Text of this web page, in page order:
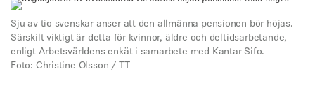
Sju av tio svenskar anser att den allmänna pensionen bör höjas.
Särskilt viktigt är detta för kvinnor, äldre och deltidsarbetande,
enligt Arbetsvärldens enkät i samarbete med Kantar Sifo.
Foto: Christine Olsson / TT